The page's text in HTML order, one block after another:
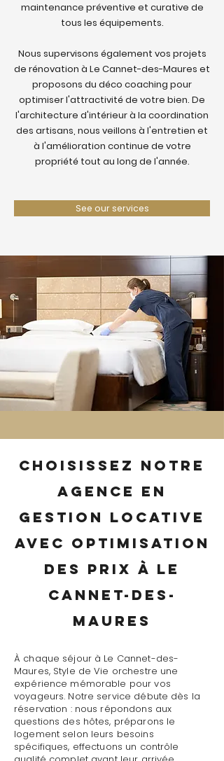
maintenance préventive et curative de
tous les équipements.
Nous supervisons également vos projets
de rénovation à Le Cannet-des-Maures et
proposons du déco coaching pour
optimiser l'attractivité de votre bien. De
l'architecture d'intérieur à la coordination
des artisans, nous veillons à l'entretien et
à l'amélioration continue de votre
propriété tout au long de l'année.
See our services
Choisissez notre
agence en
gestion locative
avec optimisation
des prix à Le
Cannet-des-
Maures
À chaque séjour à Le Cannet-des-
Maures, Style de Vie orchestre une
expérience mémorable pour vos
voyageurs. Notre service débute dès la
réservation : nous répondons aux
questions des hôtes, préparons le
logement selon leurs besoins
spécifiques, effectuons un contrôle